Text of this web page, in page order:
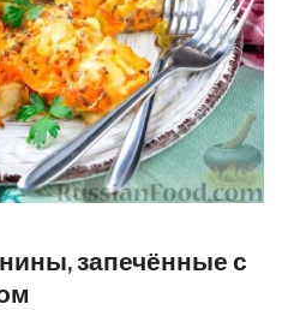
запечённые с